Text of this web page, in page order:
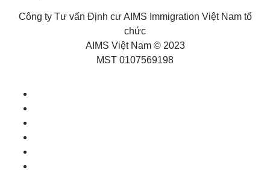
Công ty Tư vấn Định cư AIMS Immigration Việt Nam tổ
chức
AIMS Việt Nam © 2023
MST 0107569198